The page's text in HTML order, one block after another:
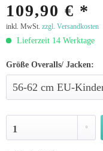
109,90 € *
inkl. MwSt. zzgl. Versandkosten
Lieferzeit 14 Werktage
Größe Overalls/ Jacken: